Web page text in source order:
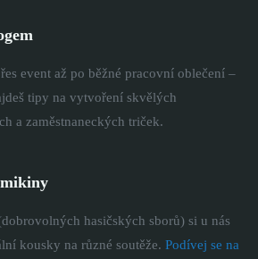
event až po běžné pracovní oblečení –
tipy na vytvoření skvělých
a zaměstnaneckých triček.
hasičských sborů) si u nás
kousky na různé soutěže. Podívej se na